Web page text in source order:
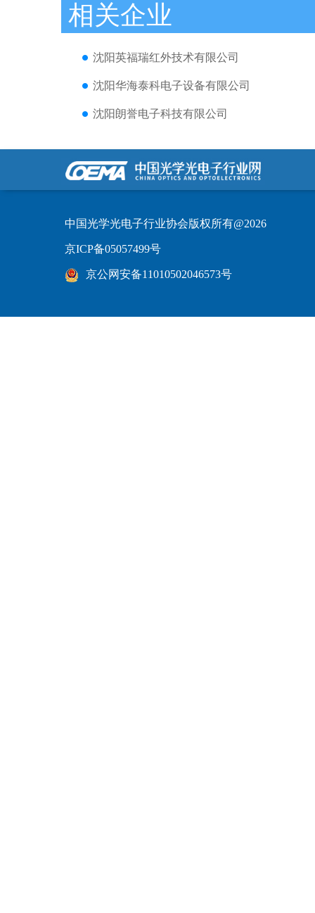
相关企业
沈阳英福瑞红外技术有限公司
沈阳华海泰科电子设备有限公司
沈阳朗誉电子科技有限公司
中国光学光电子行业协会版权所有@2026
京ICP备05057499号
京公网安备11010502046573号